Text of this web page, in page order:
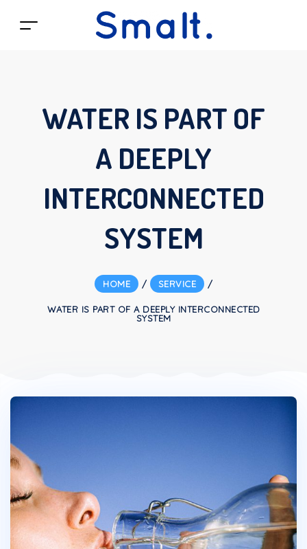
WATER IS PART OF
A DEEPLY
INTERCONNECTED
SYSTEM
HOME / SERVICE /
WATER IS PART OF A DEEPLY INTERCONNECTED
SYSTEM